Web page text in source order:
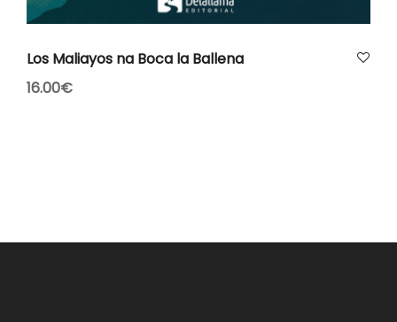
Los Maliayos na Boca la Ballena
16.00€